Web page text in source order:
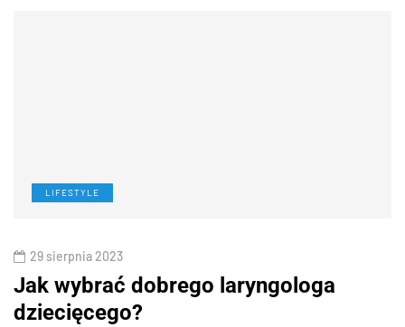
LIFESTYLE
29 sierpnia 2023
Jak wybrać dobrego laryngologa
dziecięcego?